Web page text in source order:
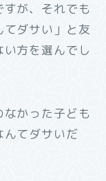
が、それでも
ダサい」と友
方を選んでし
かった子ども
てダサいだ